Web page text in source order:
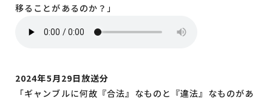
移ることがあるのか？」
2024年5月29日放送分
「ギャンブルに何故『合法』なものと『違法』なものがあ